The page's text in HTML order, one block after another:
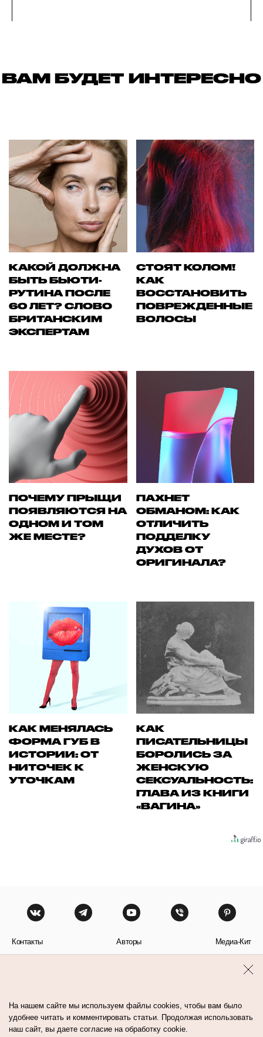
ВАМ БУДЕТ ИНТЕРЕСНО
КАКОЙ ДОЛЖНА
БЫТЬ БЬЮТИ-
РУТИНА ПОСЛЕ
60 ЛЕТ? СЛОВО
БРИТАНСКИМ
ЭКСПЕРТАМ
СТОЯТ КОЛОМ!
КАК
ВОССТАНОВИТЬ
ПОВРЕЖДЕННЫЕ
ВОЛОСЫ
ПОЧЕМУ ПРЫЩИ
ПОЯВЛЯЮТСЯ НА
ОДНОМ И ТОМ
ЖЕ МЕСТЕ?
ПАХНЕТ
ОБМАНОМ: КАК
ОТЛИЧИТЬ
ПОДДЕЛКУ
ДУХОВ ОТ
ОРИГИНАЛА?
КАК МЕНЯЛАСЬ
ФОРМА ГУБ В
ИСТОРИИ: ОТ
НИТОЧЕК К
УТОЧКАМ
КАК
ПИСАТЕЛЬНИЦЫ
БОРОЛИСЬ ЗА
ЖЕНСКУЮ
СЕКСУАЛЬНОСТЬ:
ГЛАВА ИЗ КНИГИ
«ВАГИНА»
Контакты Авторы Медиа-Кит
На нашем сайте мы используем файлы cookies, чтобы вам было
удобнее читать и комментировать статьи. Продолжая использовать
наш сайт, вы даете согласие на обработку cookie.